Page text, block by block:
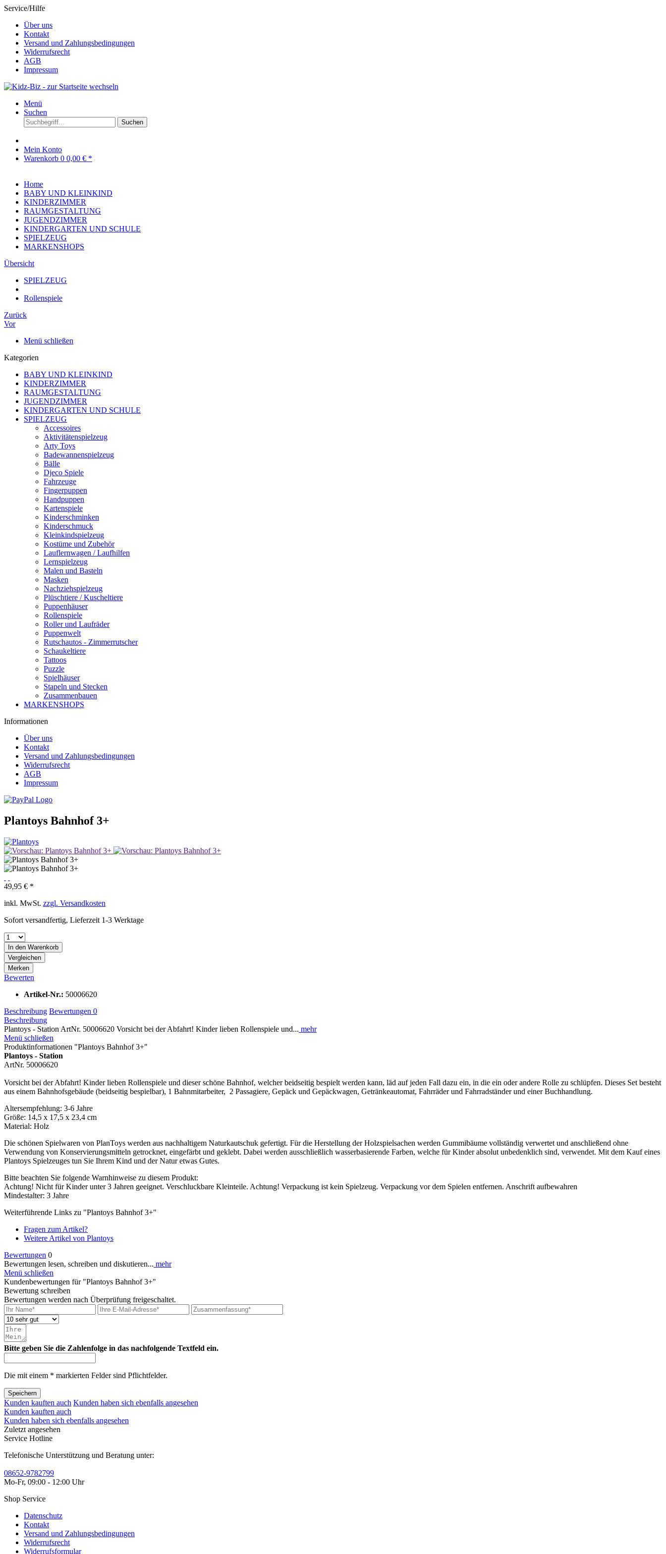
Service/Hilfe
Über uns
Kontakt
Versand und Zahlungsbedingungen
Widerrufsrecht
AGB
Impressum
Menü
Suchen
Suchen
Mein Konto
Warenkorb 0 0,00 € *
Home
BABY UND KLEINKIND
KINDERZIMMER
RAUMGESTALTUNG
JUGENDZIMMER
KINDERGARTEN UND SCHULE
SPIELZEUG
MARKENSHOPS
Übersicht
SPIELZEUG
Rollenspiele
Zurück
Vor
Menü schließen
Kategorien
BABY UND KLEINKIND
KINDERZIMMER
RAUMGESTALTUNG
JUGENDZIMMER
KINDERGARTEN UND SCHULE
SPIELZEUG
Accessoires
Aktivitätenspielzeug
Arty Toys
Badewannenspielzeug
Bälle
Djeco Spiele
Fahrzeuge
Fingerpuppen
Handpuppen
Kartenspiele
Kinderschminken
Kinderschmuck
Kleinkindspielzeug
Kostüme und Zubehör
Lauflernwagen / Laufhilfen
Lernspielzeug
Malen und Basteln
Masken
Nachziehspielzeug
Plüschtiere / Kuscheltiere
Puppenhäuser
Rollenspiele
Roller und Laufräder
Puppenwelt
Rutschautos - Zimmerrutscher
Schaukeltiere
Tattoos
Puzzle
Spielhäuser
Stapeln und Stecken
Zusammenbauen
MARKENSHOPS
Informationen
Über uns
Kontakt
Versand und Zahlungsbedingungen
Widerrufsrecht
AGB
Impressum
Plantoys Bahnhof 3+
49,95 € *
inkl. MwSt. zzgl. Versandkosten
Sofort versandfertig, Lieferzeit 1-3 Werktage
In den Warenkorb
Vergleichen
Merken
Bewerten
Artikel-Nr.: 50006620
Beschreibung Bewertungen 0
Beschreibung
Plantoys - Station ArtNr. 50006620 Vorsicht bei der Abfahrt! Kinder lieben Rollenspiele und... mehr
Menü schließen
Produktinformationen "Plantoys Bahnhof 3+"
Plantoys - Station
ArtNr. 50006620
Vorsicht bei der Abfahrt! Kinder lieben Rollenspiele und dieser schöne Bahnhof, welcher beidseitig bespielt werden kann, läd auf jeden Fall dazu ein, in die ein oder andere Rolle zu schlüpfen. Dieses Set besteht
aus einem Bahnhofsgebäude (beidseitig bespielbar), 1 Bahnmitarbeiter, 2 Passagiere, Gepäck und Gepäckwagen, Getränkeautomat, Fahrräder und Fahrradständer und einer Buchhandlung.
Altersempfehlung: 3-6 Jahre
Größe: 14,5 x 17,5 x 23,4 cm
Material: Holz
Die schönen Spielwaren von PlanToys werden aus nachhaltigem Naturkautschuk gefertigt. Für die Herstellung der Holzspielsachen werden Gummibäume vollständig verwertet und anschließend ohne
Verwendung von Konservierungsmitteln getrocknet, eingefärbt und geklebt. Dabei werden ausschließlich wasserbasierende Farben, welche für Kinder absolut unbedenklich sind, verwendet. Mit dem Kauf eines
Plantoys Spielzeuges tun Sie Ihrem Kind und der Natur etwas Gutes.
Bitte beachten Sie folgende Warnhinweise zu diesem Produkt:
Achtung! Nicht für Kinder unter 3 Jahren geeignet. Verschluckbare Kleinteile. Achtung! Verpackung ist kein Spielzeug. Verpackung vor dem Spielen entfernen. Anschrift aufbewahren
Mindestalter: 3 Jahre
Weiterführende Links zu "Plantoys Bahnhof 3+"
Fragen zum Artikel?
Weitere Artikel von Plantoys
Bewertungen 0
Bewertungen lesen, schreiben und diskutieren... mehr
Menü schließen
Kundenbewertungen für "Plantoys Bahnhof 3+"
Bewertung schreiben
Bewertungen werden nach Überprüfung freigeschaltet.
Bitte geben Sie die Zahlenfolge in das nachfolgende Textfeld ein.
Die mit einem * markierten Felder sind Pflichtfelder.
Speichern
Kunden kauften auch Kunden haben sich ebenfalls angesehen
Kunden kauften auch
Kunden haben sich ebenfalls angesehen
Zuletzt angesehen
Service Hotline
Telefonische Unterstützung und Beratung unter:
08652-9782799
Mo-Fr, 09:00 - 12:00 Uhr
Shop Service
Datenschutz
Kontakt
Versand und Zahlungsbedingungen
Widerrufsrecht
Widerrufsformular